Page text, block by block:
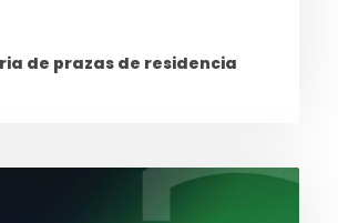
de prazas de residencia